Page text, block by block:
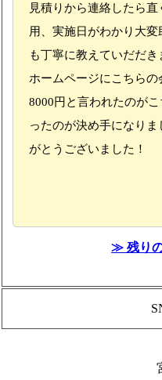
見積りから連絡したら
用、実施日がわかり大
も丁寧に教えていだだ
ホームページにこちら
8000円と言われたのが
ったのが決め手になり
がとうございました！
≫ 残り